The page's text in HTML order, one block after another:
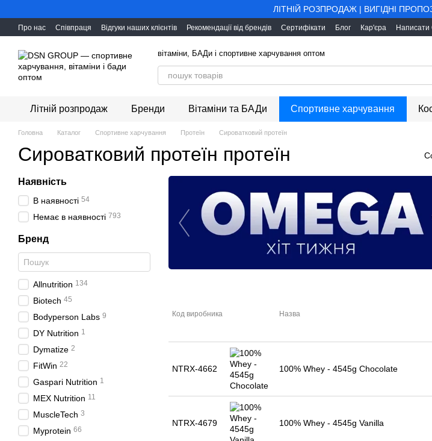
ЛІТНІЙ РОЗПРОДАЖ | ВИГІДНІ
Про нас Співпраця Відгуки наших клієнтів Рекомендації від брендів Сертифікати Блог Кар'єра Написати
вітаміни, БАДи і cпортивне харчування оптом
Літній розпродаж Бренди Вітаміни та БАДи Спортивне харчування
Головна Каталог Спортивне харчування Протеїн Сироватковий протеїн
Сироватковий протеїн протеїн
Код виробника Назва
NTRX-4662 100% Whey - 4545g Chocolate
NTRX-4679 100% Whey - 4545g Vanilla
Наявність
В наявності 54
Немає в наявності 793
Бренд
Allnutrition 134
Biotech 45
Bodyperson Labs 9
DY Nutrition 1
Dymatize 2
FitWin 22
Gaspari Nutrition 1
MEX Nutrition 11
MuscleTech 3
Myprotein 66